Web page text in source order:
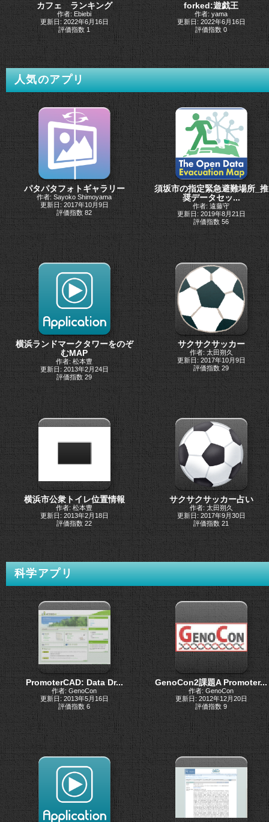
カフェ ランキング
作者: Ebiebi
更新日: 2022年6月16日
評価指数 1
forked:遊戯王
作者: yama
更新日: 2022年6月16日
評価指数 0
人気のアプリ
パタパタフォトギャラリー
作者: Sayoko Shimoyama
更新日: 2017年10月9日
評価指数 82
須坂市の指定緊急避難場所_推
奨データセッ...
作者: 遠藤守
更新日: 2019年8月21日
評価指数 56
横浜ランドマークタワーをのぞ
むMAP
作者: 松本豊
更新日: 2013年2月24日
評価指数 29
サクサクサッカー
作者: 太田朔久
更新日: 2017年10月9日
評価指数 29
横浜市公衆トイレ位置情報
作者: 松本豊
更新日: 2013年2月18日
評価指数 22
サクサクサッカー占い
作者: 太田朔久
更新日: 2017年9月30日
評価指数 21
科学アプリ
PromoterCAD: Data Dr...
作者: GenoCon
更新日: 2013年5月16日
評価指数 6
GenoCon2課題A Promoter...
作者: GenoCon
更新日: 2012年12月20日
評価指数 9